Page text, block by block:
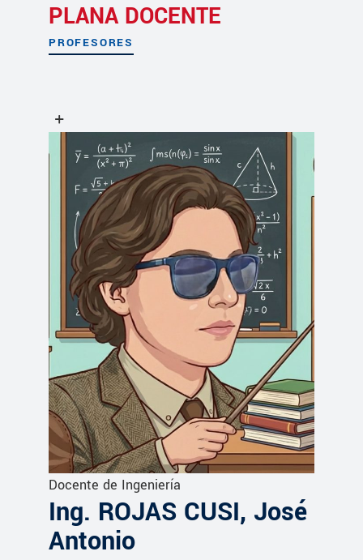
PLANA DOCENTE
PROFESORES
Docente de Ingeniería
Ing. ROJAS CUSI, José
Antonio